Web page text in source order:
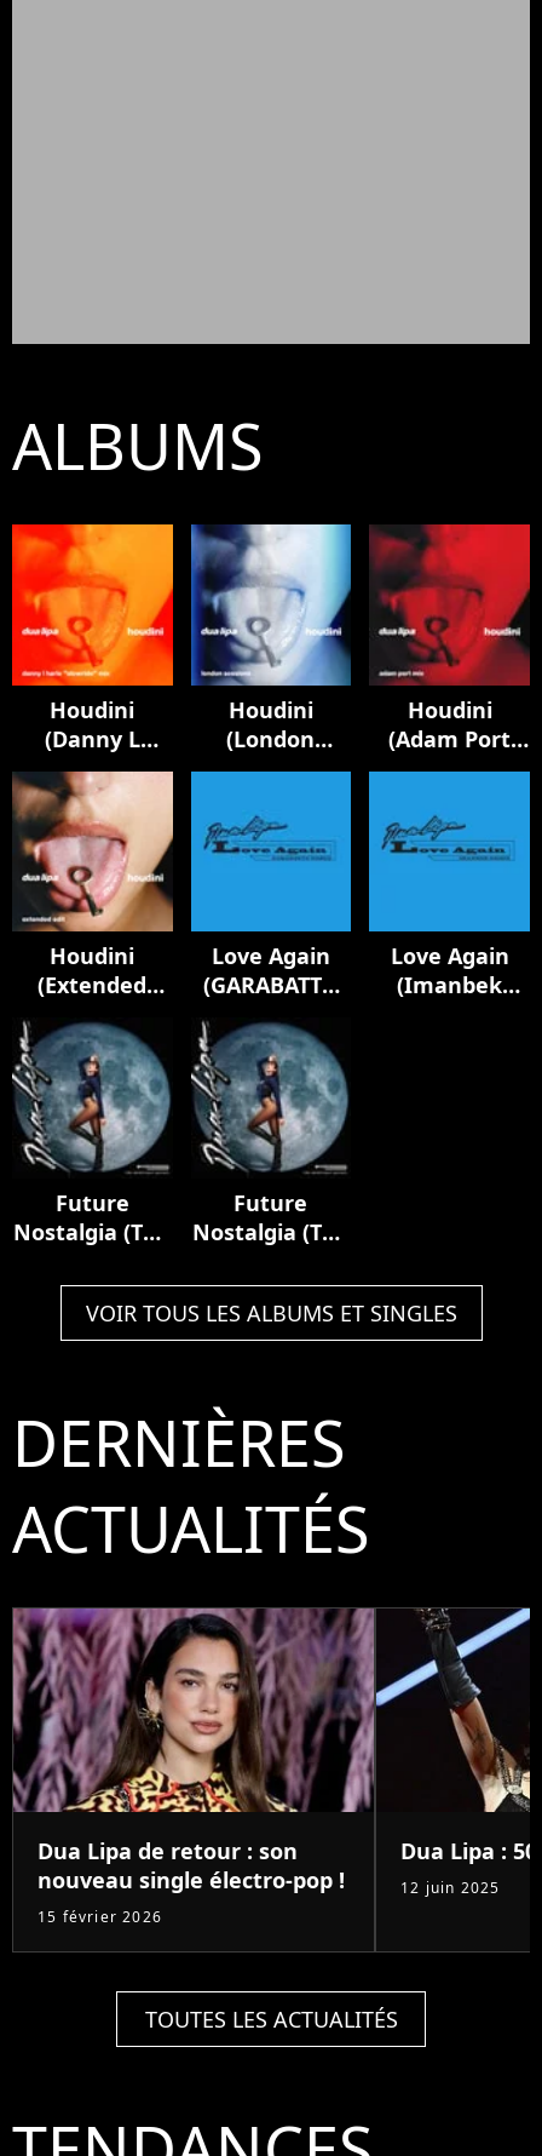
ALBUMS
Houdini
(Danny L
Harle Slowride
Mix)
Houdini
(London
Sessions)
Houdini
(Adam Port
Mix)
Houdini
(Extended
Love Again
(GARABATTO
Love Again
(Imanbek
Future
Nostalgia (The
Edition)
Future
Nostalgia (The
Edition)
VOIR TOUS LES ALBUMS ET SINGLES
DERNIÈRES
ACTUALITÉS
Dua Lipa de retour : son
nouveau single électro-pop !
15 février 2026
Dua Lipa :
12 juin 2025
TOUTES LES ACTUALITÉS